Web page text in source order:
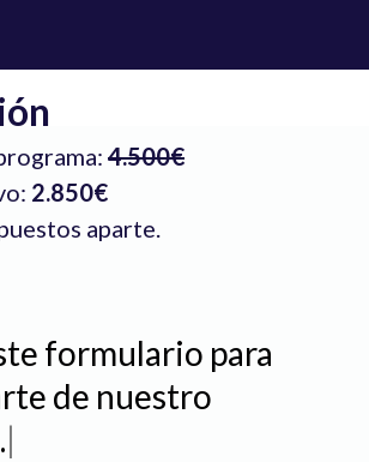
4.500€
2.850€
aparte.
formulario para
de nuestro
|